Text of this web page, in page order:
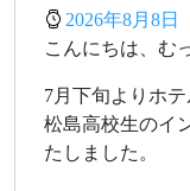
2026年8月8日
7月下旬よりホ
松島高校生のイ
たしました。